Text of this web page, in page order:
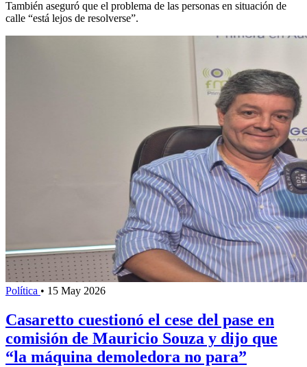
También aseguró que el problema de las personas en situación de
calle “está lejos de resolverse”.
Política • 15 May 2026
Casaretto cuestionó el cese del pase en
comisión de Mauricio Souza y dijo que
“la máquina demoledora no para”